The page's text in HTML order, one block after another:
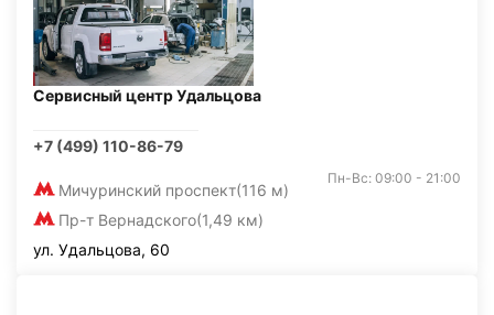
Сервисный центр Удальцова
+7 (499) 110-86-79
Мичуринский проспект(116 м)
Пр-т Вернадского(1,49 км)
Пн-Вс: 09:00 - 21:00
ул. Удальцова, 60